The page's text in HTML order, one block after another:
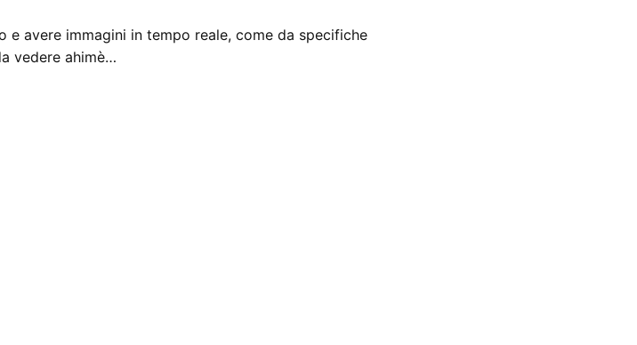
avere immagini in tempo reale, come da specifiche
vedere ahimè…